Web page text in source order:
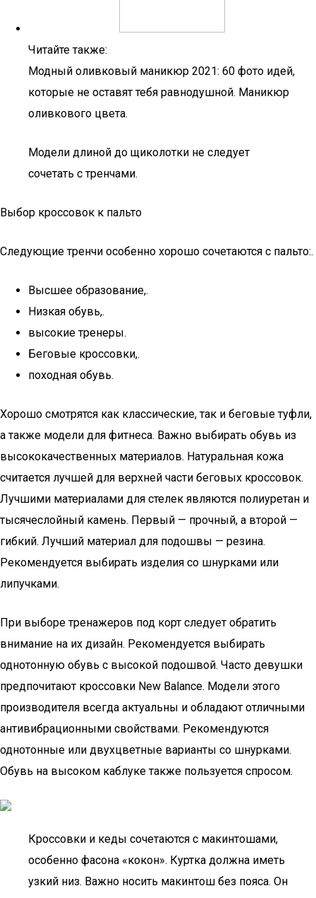
Читайте также:
Модный оливковый маникюр 2021: 60 фото идей,
которые не оставят тебя равнодушной. Маникюр
оливкового цвета.
Модели длиной до щиколотки не следует
сочетать с тренчами.
Выбор кроссовок к пальто
Следующие тренчи особенно хорошо сочетаются с пальто:.
Высшее образование,.
Низкая обувь,.
высокие тренеры.
Беговые кроссовки,.
походная обувь.
Хорошо смотрятся как классические, так и беговые туфли,
а также модели для фитнеса. Важно выбирать обувь из
высококачественных материалов. Натуральная кожа
считается лучшей для верхней части беговых кроссовок.
Лучшими материалами для стелек являются полиуретан и
тысячеслойный камень. Первый — прочный, а второй —
гибкий. Лучший материал для подошвы — резина.
Рекомендуется выбирать изделия со шнурками или
липучками.
При выборе тренажеров под корт следует обратить
внимание на их дизайн. Рекомендуется выбирать
однотонную обувь с высокой подошвой. Часто девушки
предпочитают кроссовки New Balance. Модели этого
производителя всегда актуальны и обладают отличными
антивибрационными свойствами. Рекомендуются
однотонные или двухцветные варианты со шнурками.
Обувь на высоком каблуке также пользуется спросом.
Кроссовки и кеды сочетаются с макинтошами,
особенно фасона «кокон». Куртка должна иметь
узкий низ. Важно носить макинтош без пояса. Он